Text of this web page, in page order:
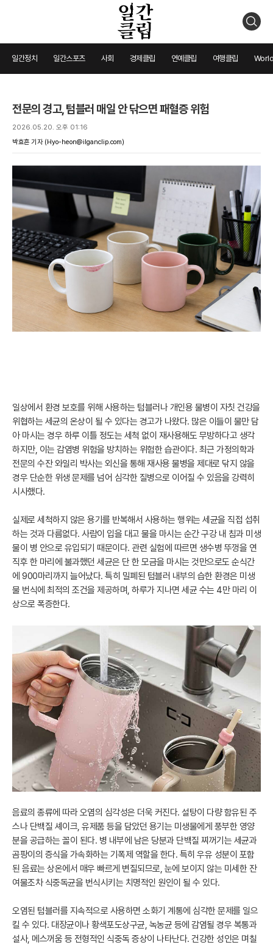
검
일간정치 일간스포츠 사회 경제클립 연예클립 여행클립
전문의 경고, 텀블러 매일 안 닦으면 패혈증 위험
2026.05.20. 오후 01:16
박효흔 기자 (Hyo-heon@ilganclip.com)
일상에서 환경 보호를 위해 사용하는 텀블러나 개인용 물병이 자칫 건강을
위협하는 세균의 온상이 될 수 있다는 경고가 나왔다. 많은 이들이 물만 담
아 마시는 경우 하루 이틀 정도는 세척 없이 재사용해도 무방하다고 생각
하지만, 이는 감염병 위험을 방치하는 위험한 습관이다. 최근 가정의학과
전문의 수잔 와일리 박사는 외신을 통해 재사용 물병을 제대로 닦지 않을
경우 단순한 위생 문제를 넘어 심각한 질병으로 이어질 수 있음을 강력히
시사했다.
실제로 세척하지 않은 용기를 반복해서 사용하는 행위는 세균을 직접 섭취
하는 것과 다름없다. 사람이 입을 대고 물을 마시는 순간 구강 내 침과 미생
물이 병 안으로 유입되기 때문이다. 관련 실험에 따르면 생수병 뚜껑을 연
직후 한 마리에 불과했던 세균은 단 한 모금을 마시는 것만으로도 순식간
에 900마리까지 늘어났다. 특히 밀폐된 텀블러 내부의 습한 환경은 미생
물 번식에 최적의 조건을 제공하며, 하루가 지나면 세균 수는 4만 마리 이
상으로 폭증한다.
음료의 종류에 따라 오염의 심각성은 더욱 커진다. 설탕이 다량 함유된 주
스나 단백질 셰이크, 유제품 등을 담았던 용기는 미생물에게 풍부한 영양
분을 공급하는 꼴이 된다. 병 내부에 남은 당분과 단백질 찌꺼기는 세균과
곰팡이의 증식을 가속화하는 기폭제 역할을 한다. 특히 우유 성분이 포함
된 음료는 상온에서 매우 빠르게 변질되므로, 눈에 보이지 않는 미세한 잔
여물조차 식중독균을 번식시키는 치명적인 원인이 될 수 있다.
오염된 텀블러를 지속적으로 사용하면 소화기 계통에 심각한 문제를 일으
킬 수 있다. 대장균이나 황색포도상구균, 녹농균 등에 감염될 경우 복통과
설사, 메스꺼움 등 전형적인 식중독 증상이 나타난다. 건강한 성인은 며칠